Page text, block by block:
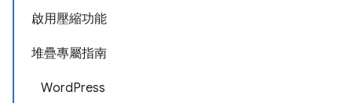
啟用壓縮功能
堆疊專屬指南
WordPress